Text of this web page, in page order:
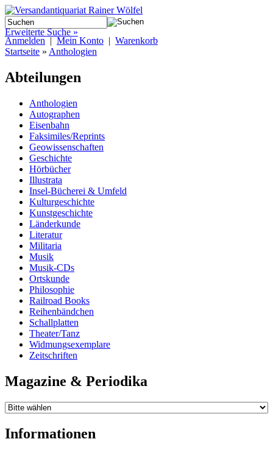
Erweiterte Suche »
Anmelden | Mein Konto | Warenkorb
Startseite » Anthologien
Abteilungen
Anthologien
Autographen
Eisenbahn
Faksimiles/Reprints
Geowissenschaften
Geschichte
Hörbücher
Illustrata
Insel-Bücherei & Umfeld
Kulturgeschichte
Kunstgeschichte
Länderkunde
Literatur
Militaria
Musik
Musik-CDs
Ortskunde
Philosophie
Railroad Books
Reihenbändchen
Schallplatten
Theater/Tanz
Widmungsexemplare
Zeitschriften
Magazine & Periodika
Informationen